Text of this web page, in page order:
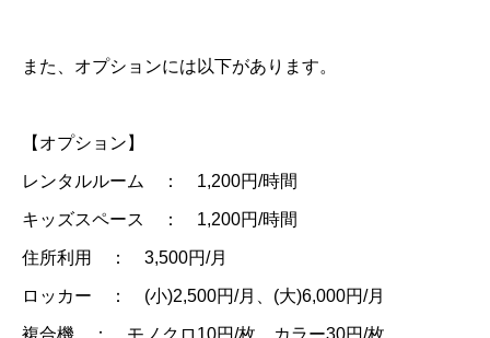
また、オプションには以下があります。
【オプション】
レンタルルーム ： 1,200円/時間
キッズスペース ： 1,200円/時間
住所利用 ： 3,500円/月
ロッカー ： (小)2,500円/月、(大)6,000円/月